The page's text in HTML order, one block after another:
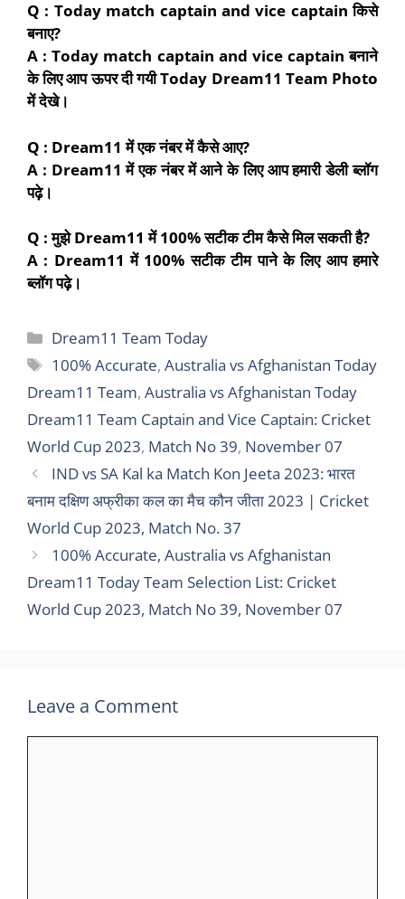
Q : Today match captain and vice captainकिसे
बनाए?
A : Today match captain and vice captainबनाने
के लिए आप ऊपर दी गयी Today Dream11 Team Photo
में देखे।
Q : Dream11में एक नंबरमेंकैसे आए?
A : Dream11में एक नंबर में आने के लिए आप हमारी डेली ब्लॉग
पढ़े।
Q : मुझे Dream11 में 100% सटीक टीम कैसे मिल सकती है?
A : Dream11 में 100% सटीक टीम पाने के लिए आप हमारे
ब्लॉग पढ़े।
Categories
Dream11 Team Today
Tags
100% Accurate,Australia vs Afghanistan Today
Dream11 Team, Australia vs Afghanistan Today
Dream11 Team Captain and Vice Captain: Cricket
World Cup 2023, Match No 39, November 07
IND vs SA Kal ka Match Kon Jeeta 2023: भारत
बनाम दक्षिण अफ्रीका कल का मैच कौन जीता 2023 | Cricket
World Cup 2023, Match No. 37
100% Accurate, Australia vs Afghanistan
Dream11 Today Team Selection List: Cricket
World Cup 2023, Match No 39, November 07
Leave a Comment